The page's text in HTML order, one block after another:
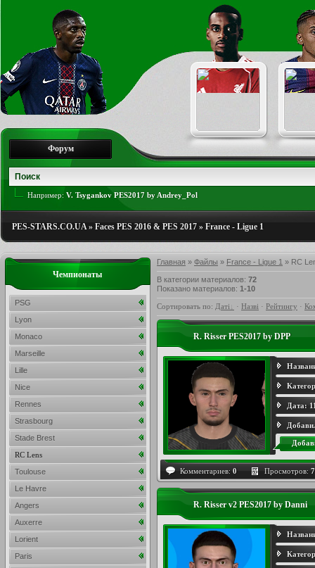
Форум
Например: V. Tsygankov PES2017 by Andrey_Pol
PES-STARS.CO.UA» Faces PES 2016 & PES 2017 » France - Ligue 1
Главная » Файлы » France - Ligue 1 » RC
В категории материалов: 72
Показано материалов: 1-10
Сортировать по: Даті · Назві · Рейтингу ·
R. Risser PES2017 by DPP
Дата:
Комментариев: 0 Просмотров:
R. Risser v2 PES2017 by Danni
Чемпионаты
PSG
Lyon
Monaco
Marseille
Lille
Nice
Rennes
Strasbourg
Stade Brest
RC Lens
Toulouse
Le Havre
Angers
Auxerre
Lorient
Paris